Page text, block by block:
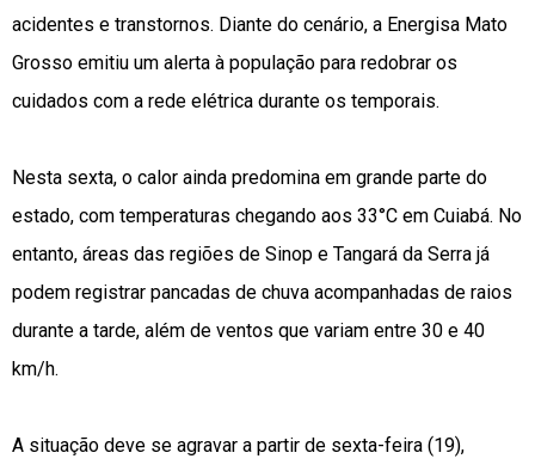
acidentes e transtornos. Diante do cenário, a Energisa Mato
Grosso emitiu um alerta à população para redobrar os
cuidados com a rede elétrica durante os temporais.
Nesta sexta, o calor ainda predomina em grande parte do
estado, com temperaturas chegando aos 33°C em Cuiabá. No
entanto, áreas das regiões de Sinop e Tangará da Serra já
podem registrar pancadas de chuva acompanhadas de raios
durante a tarde, além de ventos que variam entre 30 e 40
km/h.
A situação deve se agravar a partir de sexta-feira (19),